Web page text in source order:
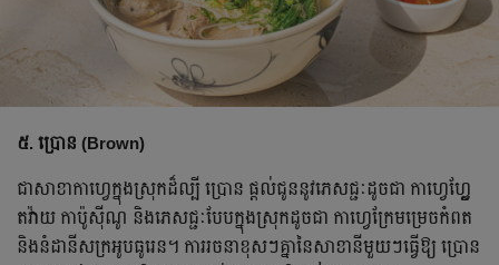
៥. ប្រោន (Brown)
ជាសាខាកាហ្វេក្នុងស្រុកដ៏ល្បី ប្រោន ផ្តល់ជូននូវភេសជ្ជៈដូចជា កាហ្វេហ្វ្លែ
តវ៉ាយ កាប៉ូស៊ីណូ និងភេសជ្ជៈបែបក្នុងស្រុកដូចជា កាហ្វេក្រែមម្រេចកំពត
និងនំដានីសក្រអូបធូរេន។ ការរចនាខុសៗគ្នានៃសាខានីមួយៗធ្វើឱ្យ ប្រោន